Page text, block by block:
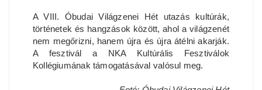
A VIII. Óbudai Világzenei Hét utazás kultúrák,
történetek és hangzások között, ahol a világzenét
nem megőrizni, hanem újra és újra átélni akarják.
A fesztivál a NKA Kultúrális Fesztiválok
Kollégiumának támogatásával valósul meg.